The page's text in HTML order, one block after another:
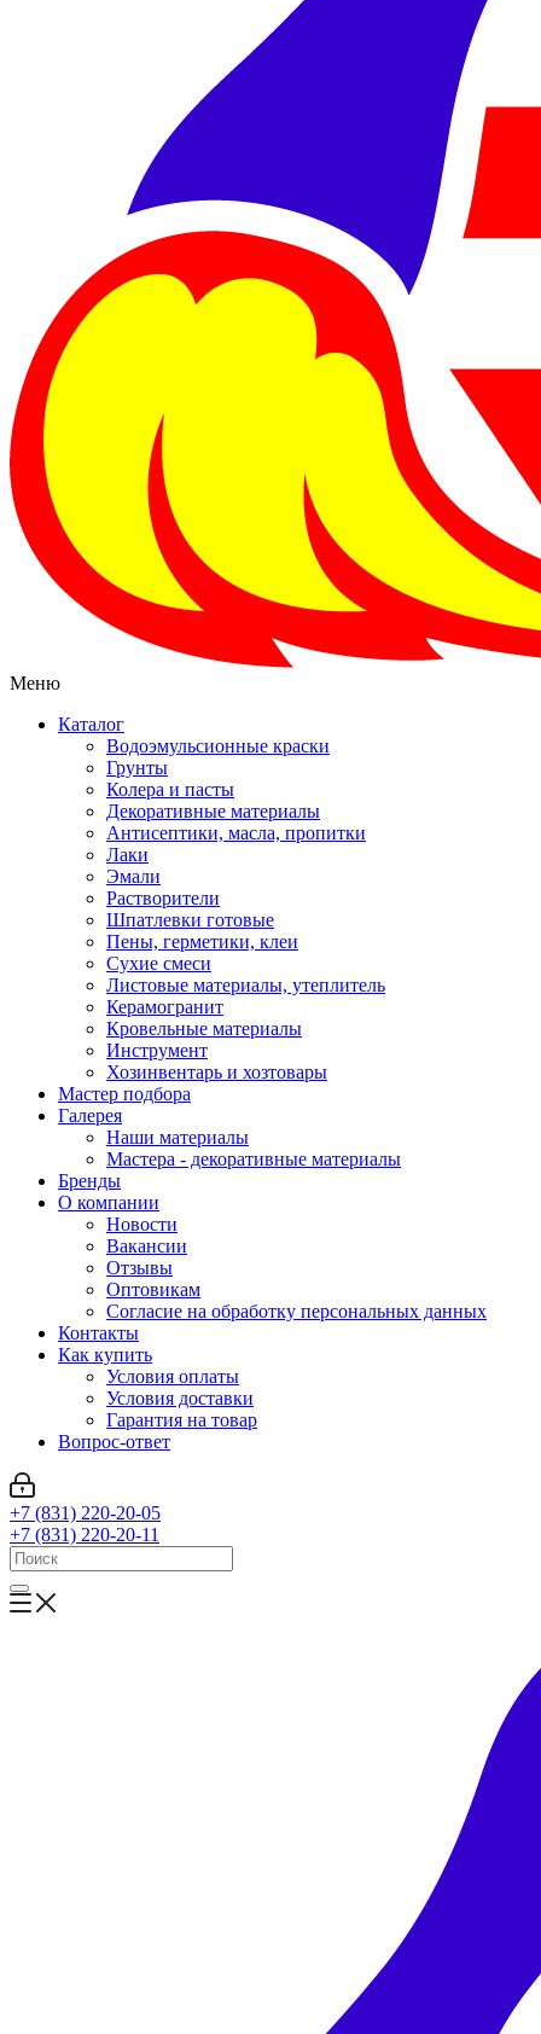
Меню
Каталог
Водоэмульсионные краски
Грунты
Колера и пасты
Декоративные материалы
Антисептики, масла, пропитки
Лаки
Эмали
Растворители
Шпатлевки готовые
Пены, герметики, клеи
Сухие смеси
Листовые материалы, утеплитель
Керамогранит
Кровельные материалы
Инструмент
Хозинвентарь и хозтовары
Мастер подбора
Галерея
Наши материалы
Мастера - декоративные материалы
Бренды
О компании
Новости
Вакансии
Отзывы
Оптовикам
Cогласие на обработку персональных данных
Контакты
Как купить
Условия оплаты
Условия доставки
Гарантия на товар
Вопрос-ответ
+7 (831) 220-20-05
+7 (831) 220-20-11